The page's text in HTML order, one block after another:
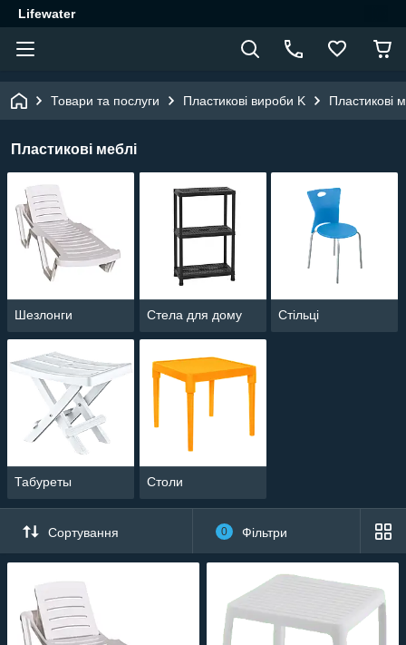
Lifewater
Товари та послуги Пластикові вироби K Пластикові
Пластикові меблі
Шезлонги Стела для дому Стільці
Табуреты Столи
Сортування 0 Фільтри